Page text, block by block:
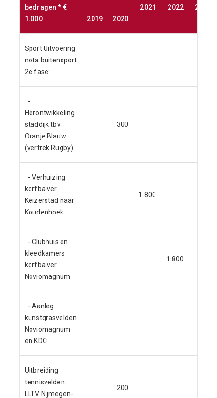
bedragen * €
1.000
2019 2020
2021 2022 2023
Sport Uitvoering
nota buitensport
2e fase:
-
Herontwikkeling
staddijk tbv
Oranje Blauw
(vertrek Rugby)
300
- Verhuizing
korfbalver.
Keizerstad naar
Koudenhoek
1.800
- Clubhuis en
kleedkamers
korfbalver.
Noviomagnum
1.800
- Aanleg
kunstgrasvelden
Noviomagnum
en KDC
Uitbreiding
tennisvelden
LLTV Nijmegen-
200